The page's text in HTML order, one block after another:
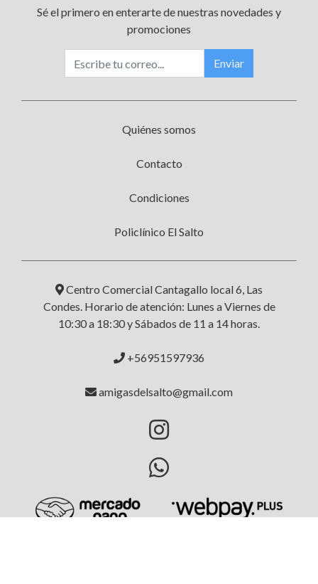
Sé el primero en enterarte de nuestras novedades y
promociones
Enviar
Quiénes somos
Contacto
Condiciones
Policlínico El Salto
Centro Comercial Cantagallo local 6, Las
Condes. Horario de atención: Lunes a Viernes de
10:30 a 18:30 y Sábados de 11 a 14 horas.
+56951597936
amigasdelsalto@gmail.com